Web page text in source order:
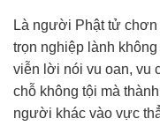
Là người Phật tử
trọn nghiệp lành
viễn lời nói vu oan, vu
chỗ không tội mà
người khác vào vực